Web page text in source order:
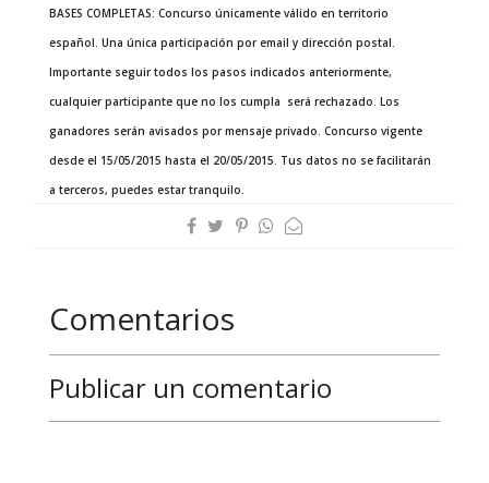
BASES COMPLETAS: Concurso únicamente válido en territorio
español. Una única participación por email y dirección postal.
Importante seguir todos los pasos indicados anteriormente,
cualquier participante que no los cumpla será rechazado. Los
ganadores serán avisados por mensaje privado. Concurso vigente
desde el 15/05/2015 hasta el 20/05/2015. Tus datos no se facilitarán
a terceros, puedes estar tranquilo.
Comentarios
Publicar un comentario